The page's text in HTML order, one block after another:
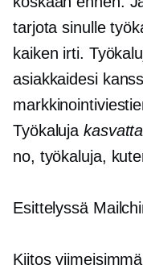
tarjota sinulle
kaiken irti.
asiakkaidesi
Työkaluja
no, työkaluja,
Esittelyssä
Kiitos